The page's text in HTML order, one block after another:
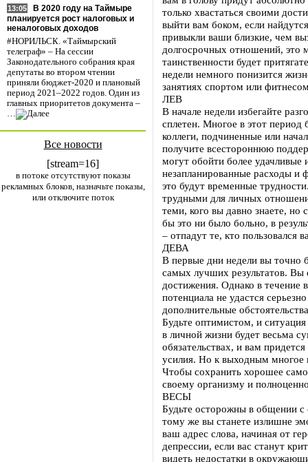
13:05
В 2020 году на Таймыре
планируется рост налоговых и
неналоговых доходов
#НОРИЛЬСК. «Таймырский
телеграф» – На сессии
Законодательного собрания края
депутаты во втором чтении
приняли бюджет-2020 и плановый
период 2021–2022 годов. Один из
главных приоритетов документа –
…
Все новости
[stream=16]
в потоке отсутствуют показы
рекламных блоков, назначьте показы,
или отключите поток
только хвастаться своими
выйти вам боком, если
привыкли ваши близкие, чем
долгосрочных отношений, это
таинственности будет
недели немного понизится
занятиях спортом или
ЛЕВ
В начале недели избегайте
сплетен. Многое в этот период
коллеги, подчиненные или
получите всестороннюю
могут обойти более
незапланированные расходы и
это будут временные
трудными для личных
теми, кого вы давно знаете, но
бы это ни было больно, в
– отпадут те, кто пользовался
ДЕВА
В первые дни недели вы точно
самых лучших результатов. Вы
достижения. Однако в течение
потенциала не удастся
дополнительные
Будьте оптимистом, и
в личной жизни будет весьма
обязательствах, и вам
усилия. Но к выходным многое
Чтобы сохранить хорошее
своему организму и
ВЕСЫ
Будьте осторожны в общении
тому же вы станете излишне
ваш адрес слова, начиная от
депрессии, если вас станут
видеть недостатки в